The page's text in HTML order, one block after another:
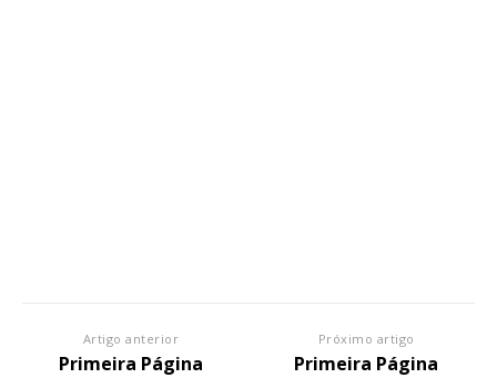
Artigo anterior
Primeira Página
Próximo artigo
Primeira Página